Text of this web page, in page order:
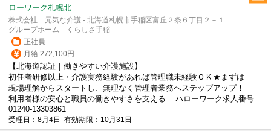
ローワーク札幌北
株式会社 元気な介護 - 北海道札幌市手稲区富丘２条６丁目２－１
グループホーム くらしさ手稲
正社員
月給 272,100円
【北海道認証｜働きやすい介護施設】
初任者研修以上・介護実務経験があれば管理職未経験ＯＫ★まずは
現場理解からスタートし、無理なく管理者業務へステップアップ！
利用者様の安心と職員の働きやすさを支える... ハローワーク求人番号
01240-13303861
受理日：8月4日 有効期限：10月31日